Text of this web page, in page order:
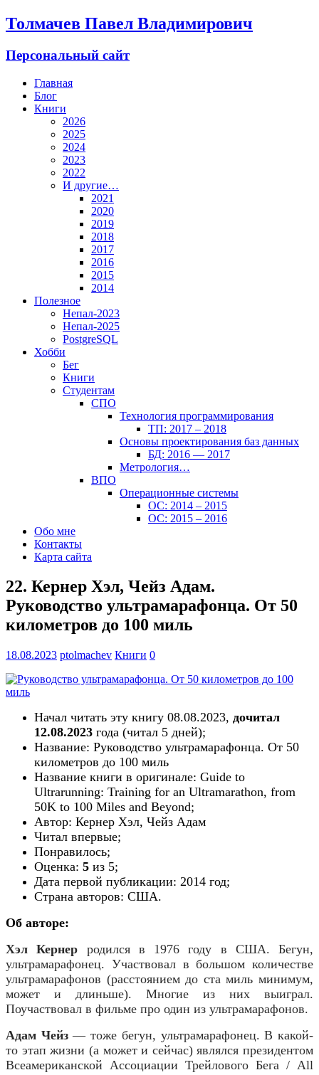
Толмачев Павел Владимирович
Персональный сайт
Главная
Блог
Книги
2026
2025
2024
2023
2022
И другие…
2021
2020
2019
2018
2017
2016
2015
2014
Полезное
Непал-2023
Непал-2025
PostgreSQL
Хобби
Бег
Книги
Студентам
СПО
Технология программирования
ТП: 2017 – 2018
Основы проектирования баз данных
БД: 2016 — 2017
Метрология…
ВПО
Операционные системы
ОС: 2014 – 2015
ОС: 2015 – 2016
Обо мне
Контакты
Карта сайта
22. Кернер Хэл, Чейз Адам.
Руководство ультрамарафонца. От 50
километров до 100 миль
18.08.2023 ptolmachev Книги 0
Начал читать эту книгу 08.08.2023, дочитал
12.08.2023 года (читал 5 дней);
Название: Руководство ультрамарафонца. От 50
километров до 100 миль
Название книги в оригинале: Guide to
Ultrarunning: Training for an Ultramarathon, from
50K to 100 Miles and Beyond;
Автор: Кернер Хэл, Чейз Адам
Читал впервые;
Понравилось;
Оценка: 5 из 5;
Дата первой публикации: 2014 год;
Страна авторов: США.
Об авторе:
Хэл Кернер родился в 1976 году в США. Бегун,
ультрамарафонец. Участвовал в большом количестве
ультрамарафонов (расстоянием до ста миль минимум,
может и длиньше). Многие из них выиграл.
Поучаствовал в фильме про один из ультрамарафонов.
Адам Чейз—тоже бегун, ультрамарафонец. В какой-
то этап жизни (а может и сейчас) являлся президентом
Всеамериканской Ассоциации Трейлового Бега / All